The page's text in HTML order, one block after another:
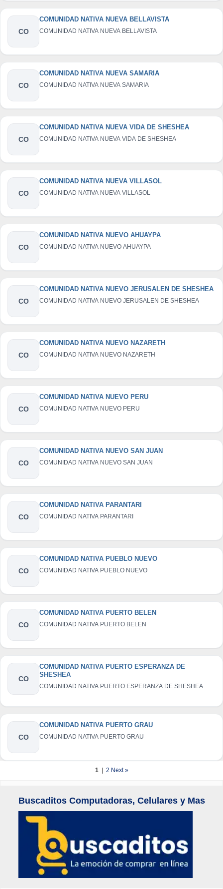
CO
COMUNIDAD NATIVA NUEVA BELLAVISTA
COMUNIDAD NATIVA NUEVA BELLAVISTA
CO
COMUNIDAD NATIVA NUEVA SAMARIA
COMUNIDAD NATIVA NUEVA SAMARIA
CO
COMUNIDAD NATIVA NUEVA VIDA DE SHESHEA
COMUNIDAD NATIVA NUEVA VIDA DE SHESHEA
CO
COMUNIDAD NATIVA NUEVA VILLASOL
COMUNIDAD NATIVA NUEVA VILLASOL
CO
COMUNIDAD NATIVA NUEVO AHUAYPA
COMUNIDAD NATIVA NUEVO AHUAYPA
CO
COMUNIDAD NATIVA NUEVO JERUSALEN DE SHESHEA
COMUNIDAD NATIVA NUEVO JERUSALEN DE SHESHEA
CO
COMUNIDAD NATIVA NUEVO NAZARETH
COMUNIDAD NATIVA NUEVO NAZARETH
CO
COMUNIDAD NATIVA NUEVO PERU
COMUNIDAD NATIVA NUEVO PERU
CO
COMUNIDAD NATIVA NUEVO SAN JUAN
COMUNIDAD NATIVA NUEVO SAN JUAN
CO
COMUNIDAD NATIVA PARANTARI
COMUNIDAD NATIVA PARANTARI
CO
COMUNIDAD NATIVA PUEBLO NUEVO
COMUNIDAD NATIVA PUEBLO NUEVO
CO
COMUNIDAD NATIVA PUERTO BELEN
COMUNIDAD NATIVA PUERTO BELEN
CO
COMUNIDAD NATIVA PUERTO ESPERANZA DE
SHESHEA
COMUNIDAD NATIVA PUERTO ESPERANZA DE SHESHEA
CO
COMUNIDAD NATIVA PUERTO GRAU
COMUNIDAD NATIVA PUERTO GRAU
1 | 2 Next »
Buscaditos Computadoras, Celulares y Mas